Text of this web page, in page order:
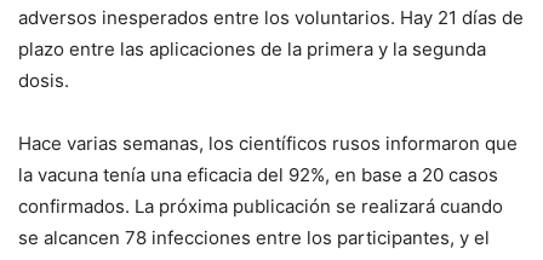
adversos inesperados entre los voluntarios. Hay 21 días de
plazo entre las aplicaciones de la primera y la segunda
dosis.
Hace varias semanas, los científicos rusos informaron que
la vacuna tenía una eficacia del 92%, en base a 20 casos
confirmados. La próxima publicación se realizará cuando
se alcancen 78 infecciones entre los participantes, y el